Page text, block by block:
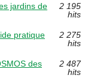
jardins de
2 195
hits
pratique
2 275
hits
des
2 487
hits